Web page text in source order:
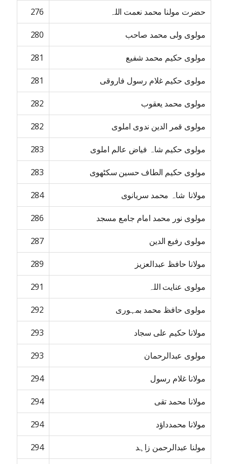
حضرت مولنا محمد نعمت اللہ 276
مولوی ولی محمد صاحب 280
مولوی حکیم محمد شفیع 281
مولوی حکیم غلام رسول فاروقی 281
مولوی محمد یعقوب 282
مولوی قمر الدین ندوی املوی 282
مولوی حکیم شاہ فیاض عالم املوی 283
مولوی حکیم الطاف حسین سکٹھوی 283
مولانا شاہ محمد سریانوی 284
مولوی نور محمد امام جامع مسجد 286
مولوی رفیع الدین 287
مولانا حافظ عبدالعزیز 289
مولوی عنایت اللہ 291
مولوی حافظ محمد بمہوری 292
مولانا حکیم علی سجاد 293
مولوی عبدالرحمان 293
مولانا غلام رسول 294
مولانا محمد تقی 294
مولانا محمدداؤد 294
مولنا عبدالرحمن زاہد 294